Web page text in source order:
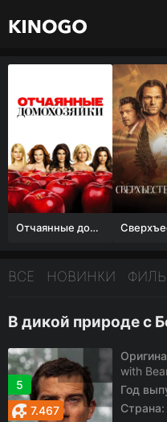
Отчаянные домохозяйки (1 сезон)
ВСЕ НОВИНКИ
В дикой природе с
5
7.467
with
Год
Страна: